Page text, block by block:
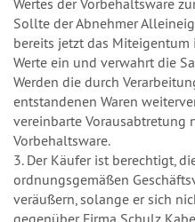
Sollte der Abnehmer
bereits jetzt das
Werte ein und verwahrt die
Werden die durch
entstandenen Waren
vereinbarte Vorausabtretung
Vorbehaltsware.
3. Der Käufer ist berechtigt,
ordnungsgemäßen
veräußern, solange er sich
gegenüber Firma Schulz